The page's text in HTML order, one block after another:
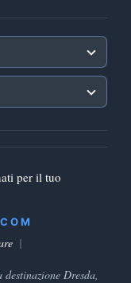
per il tuo
Dresda,